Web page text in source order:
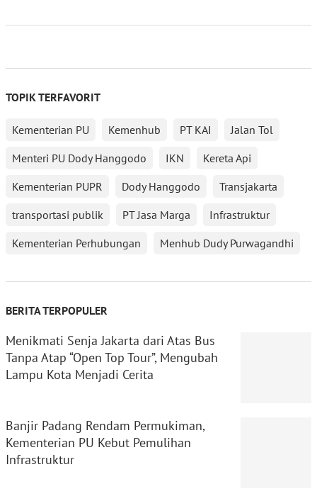
TOPIK TERFAVORIT
Kementerian PU Kemenhub PT KAI
Jalan Tol
Menteri PU Dody Hanggodo
IKN
Kereta Api
Kementerian PUPR
Dody Hanggodo
Transjakarta
transportasi publik
PT Jasa Marga
Infrastruktur
Kementerian Perhubungan
Menhub Dudy Purwagandhi
BERITA TERPOPULER
Menikmati Senja Jakarta dari Atas Bus
Tanpa Atap “Open Top Tour”, Mengubah
Lampu Kota Menjadi Cerita
Banjir Padang Rendam Permukiman,
Kementerian PU Kebut Pemulihan
Infrastruktur